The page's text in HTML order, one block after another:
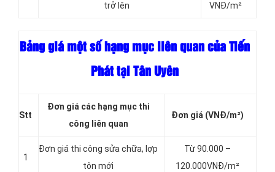
trở lên
VNĐ/m²
Bảng giá một số hạng mục liên quan của Tiến
Phát tại Tân Uyên
Stt
Đơn giá các hạng mục thi
công liên quan
Đơn giá (VNĐ/m²)
1
Đơn giá thi công sửa chữa, lợp
tôn mới
Từ 90.000 –
120.000VNĐ/m²